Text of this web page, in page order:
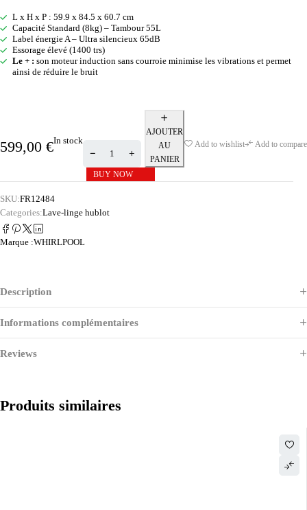
L x H x P : 59.9 x 84.5 x 60.7 cm
Capacité Standard (8kg) – Tambour 55L
Label énergie A – Ultra silencieux 65dB
Essorage élevé (1400 trs)
Le + : son moteur induction sans courroie minimise les vibrations et permet
ainsi de réduire le bruit
599,00 €In stock
AJOUTER
AU
PANIER
BUY NOW
Add to wishlist Add to compare
SKU:FR12484
Categories:Lave-linge hublot
Marque :WHIRLPOOL
Description
Informations complémentaires
Reviews
Produits similaires